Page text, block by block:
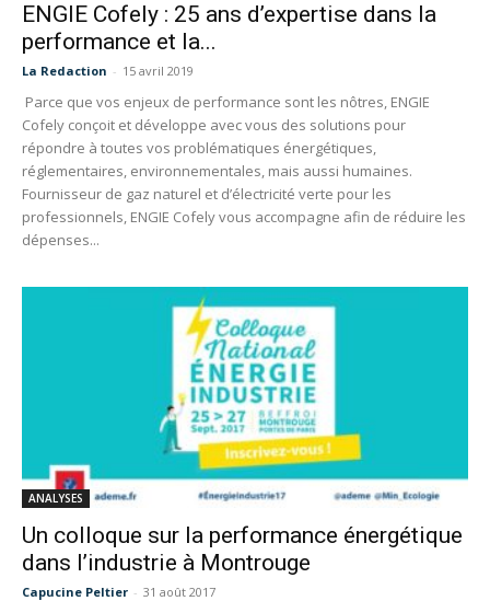
ENGIE Cofely : 25 ans d’expertise dans la
performance et la...
La Redaction - 15 avril 2019
Parce que vos enjeux de performance sont les nôtres, ENGIE
Cofely conçoit et développe avec vous des solutions pour
répondre à toutes vos problématiques énergétiques,
réglementaires, environnementales, mais aussi humaines.
Fournisseur de gaz naturel et d’électricité verte pour les
professionnels, ENGIE Cofely vous accompagne afin de réduire les
dépenses...
ANALYSES
Un colloque sur la performance énergétique
dans l’industrie à Montrouge
Capucine Peltier - 31 août 2017